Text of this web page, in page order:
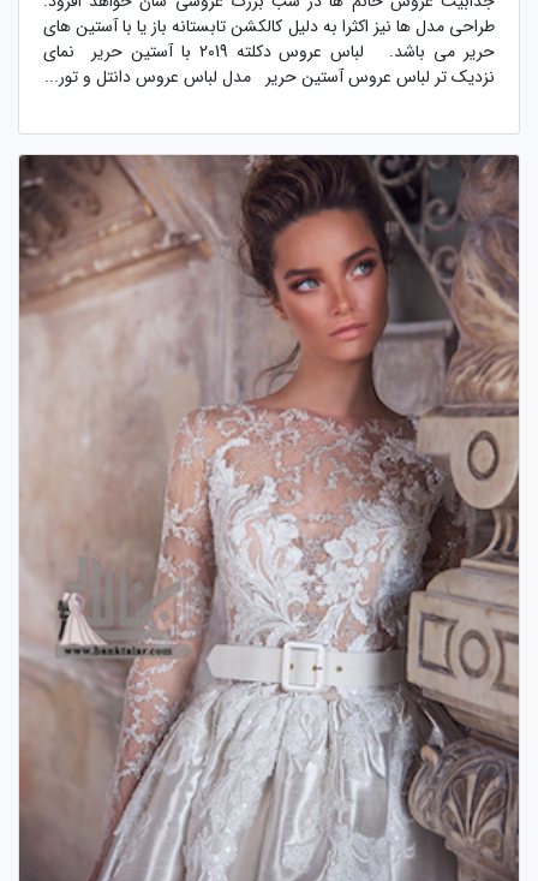
طراحی مدل ها نیز اکثرا به دلیل کالکشن تابستانه باز یا با آستین های
حریر می باشد. لباس عروس دکلته 2019 با آستین حریر نمای
نزدیک تر لباس عروس آستین حریر مدل لباس عروس دانتل و تور...